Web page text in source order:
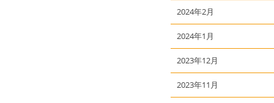
2024年2月
2024年1月
2023年12月
2023年11月